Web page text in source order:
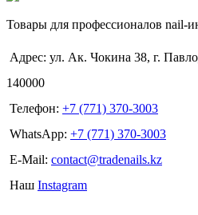
Товары для профессионалов nail-
Адрес: ул. Ак. Чокина 38, г.
140000
Телефон: +7 (771) 370-3003
WhatsApp: +7 (771) 370-3003
E-Mail: contact@tradenails.kz
Наш Instagram